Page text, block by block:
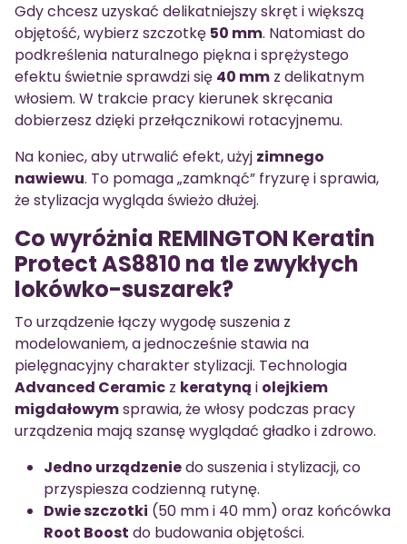
Gdy chcesz uzyskać delikatniejszy skręt i większą
objętość, wybierz szczotkę 50 mm. Natomiast do
podkreślenia naturalnego piękna i sprężystego
efektu świetnie sprawdzi się 40 mm z delikatnym
włosiem. W trakcie pracy kierunek skręcania
dobierzesz dzięki przełącznikowi rotacyjnemu.
Na koniec, aby utrwalić efekt, użyj zimnego
nawiewu. To pomaga „zamknąć” fryzurę i sprawia,
że stylizacja wygląda świeżo dłużej.
Co wyróżnia REMINGTON Keratin
Protect AS8810 na tle zwykłych
lokówko-suszarek?
To urządzenie łączy wygodę suszenia z
modelowaniem, a jednocześnie stawia na
pielęgnacyjny charakter stylizacji. Technologia
Advanced Ceramic z keratyną i olejkiem
migdałowymsprawia, że włosy podczas pracy
urządzenia mają szansę wyglądać gładko i zdrowo.
Jedno urządzeniedo suszenia i stylizacji, co
przyspiesza codzienną rutynę.
Dwie szczotki (50 mm i 40 mm) oraz końcówka
Root Boost do budowania objętości.